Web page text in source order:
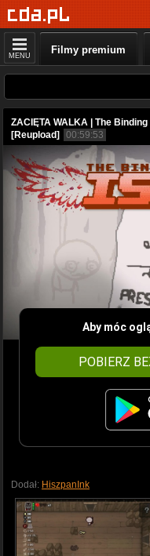
MENU Filmy premium
ZACIĘTA WALKA | The
[Reupload]
00:59:53
Aby móc
POBIERZ
Dodał: HiszpanInk